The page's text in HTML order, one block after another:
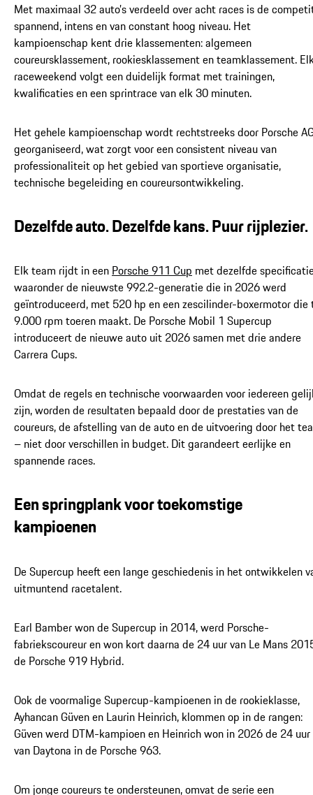
Met maximaal 32 auto’s verdeeld over acht races is de
spannend, intens en van constant hoog niveau. Het
kampioenschap kent drie klassementen: algemeen
coureursklassement, rookiesklassement en teamklassement.
raceweekend volgt een duidelijk format met trainingen,
kwalificaties en een sprintrace van elk 30 minuten.
Het gehele kampioenschap wordt rechtstreeks door Porsche
georganiseerd, wat zorgt voor een consistent niveau van
professionaliteit op het gebied van sportieve organisatie,
technische begeleiding en coureursontwikkeling.
Dezelfde auto. Dezelfde kans. Puur rijplezier.
Elk team rijdt in een Porsche 911 Cup met dezelfde
waaronder de nieuwste 992.2-generatie die in 2026 werd
geïntroduceerd, met 520 hp en een zescilinder-boxermotor die
9.000 rpm toeren maakt. De Porsche Mobil 1 Supercup
introduceert de nieuwe auto uit 2026 samen met drie andere
Carrera Cups.
Omdat de regels en technische voorwaarden voor iedereen
zijn, worden de resultaten bepaald door de prestaties van de
coureurs, de afstelling van de auto en de uitvoering door het
– niet door verschillen in budget. Dit garandeert eerlijke en
spannende races.
Een springplank voor toekomstige
kampioenen
De Supercup heeft een lange geschiedenis in het ontwikkelen
uitmuntend racetalent.
Earl Bamber won de Supercup in 2014, werd Porsche-
fabriekscoureur en won kort daarna de 24 uur van Le Mans
de Porsche 919 Hybrid.
Ook de voormalige Supercup-kampioenen in de rookieklasse,
Ayhancan Güven en Laurin Heinrich, klommen op in de rangen:
Güven werd DTM-kampioen en Heinrich won in 2026 de 24 uur
van Daytona in de Porsche 963.
Om jonge coureurs te ondersteunen, omvat de serie een